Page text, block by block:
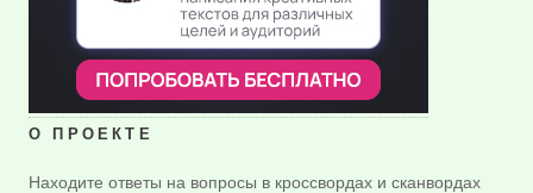
О ПРОЕКТЕ
Находите ответы на вопросы в кроссвордах и сканвордах